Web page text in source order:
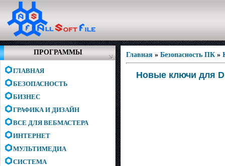
ПРОГРАММЫ
ГЛАВНАЯ
БЕЗОПАСНОСТЬ
БИЗНЕС
ГРАФИКА И ДИЗАЙН
ВСЕ ДЛЯ ВЕБМАСТЕРА
ИНТЕРНЕТ
МУЛЬТИМЕДИА
СИСТЕМА
Главная » Безопасность ПК »
Новые ключи для